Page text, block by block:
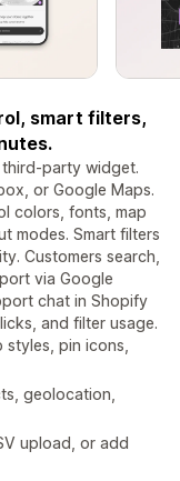
smart filters,
party widget.
or Google Maps.
colors, fonts, map
modes. Smart filters
Customers search,
via Google
chat in Shopify
and filter usage.
pin icons,
geolocation,
upload, or add